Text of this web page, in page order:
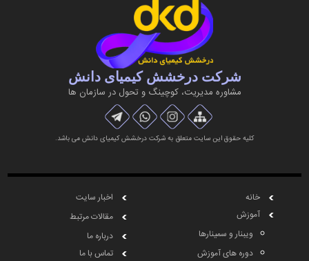
شرکت درخشش کیمیای دانش
مشاوره مديريت، کوچینگ و تحول در سازمان ها
کلیه حقوق این سایت متعلق به شرکت درخشش کیمیای دانش می باشد.
خانه
آموزش
ویبنار و سمینارها
دوره های آموزش
اخبار سایت
مقالات مرتبط
درباره ما
تماس با ما